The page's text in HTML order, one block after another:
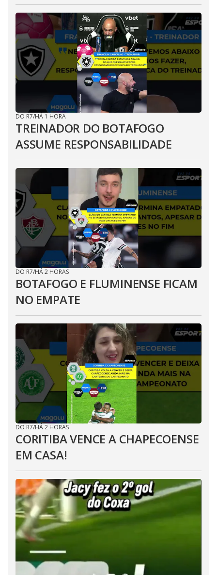
DO R7/HÁ 1 HORA
TREINADOR DO BOTAFOGO
ASSUME RESPONSABILIDADE
DO R7/HÁ 2 HORAS
BOTAFOGO E FLUMINENSE FICAM
NO EMPATE
DO R7/HÁ 2 HORAS
CORITIBA VENCE A CHAPECOENSE
EM CASA!